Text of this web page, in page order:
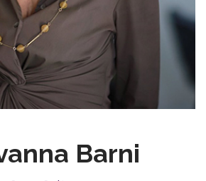
Barni